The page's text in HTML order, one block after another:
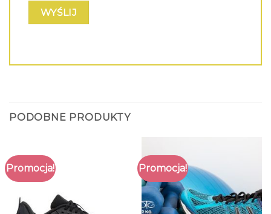
PODOBNE PRODUKTY
Promocja! Promocja!